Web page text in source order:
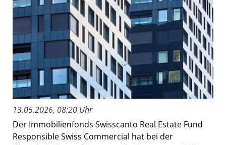
13.05.2026, 08:20 Uhr
Der Immobilienfonds Swisscanto Real Estate Fund
Responsible Swiss Commercial hat bei der